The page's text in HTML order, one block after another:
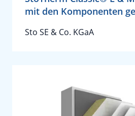
mit den Komponenten
Sto SE & Co. KGaA